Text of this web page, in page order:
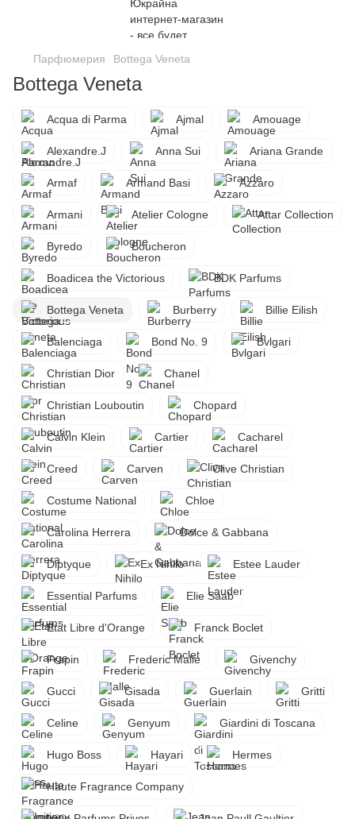
Парфюмерия Bottega Veneta
Bottega Veneta
Acqua di Parma Ajmal Amouage
Alexandre.J Anna Sui Ariana Grande
Armaf Armand Basi Azzaro
Armani Atelier Cologne Attar Collection
Byredo Boucheron
Boadicea the Victorious BDK Parfums
Bottega Veneta Burberry Billie Eilish
Balenciaga Bond No. 9 Bvlgari
Christian Dior Chanel
Christian Louboutin Chopard
Calvin Klein Cartier Cacharel
Creed Carven Clive Christian
Costume National Chloe
Carolina Herrera Dolce & Gabbana
Diptyque Ex Nihilo Estee Lauder
Essential Parfums Elie Saab
Etat Libre d'Orange Franck Boclet
Frapin Frederic Malle Givenchy
Gucci Gisada Guerlain Gritti
Celine Genyum Giardini di Toscana
Hugo Boss Hayari Hermes
Haute Fragrance Company